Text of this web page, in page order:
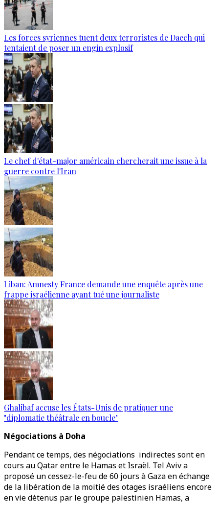
Les forces syriennes tuent deux terroristes de Daech qui
tentaient de poser un engin explosif
Le chef d'état-major américain chercherait une issue à la
guerre contre l'Iran
Liban: Amnesty France demande une enquête après une
frappe israélienne ayant tué une journaliste
Ghalibaf accuse les États-Unis de pratiquer une
"diplomatie théâtrale en boucle"
Négociations à Doha
Pendant ce temps, des négociations indirectes sont en
cours au Qatar entre le Hamas et Israël. Tel Aviv a
proposé un cessez-le-feu de 60 jours à Gaza en échange
de la libération de la moitié des otages israéliens encore
en vie détenus par le groupe palestinien Hamas, a